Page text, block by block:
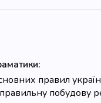
правил
побудову